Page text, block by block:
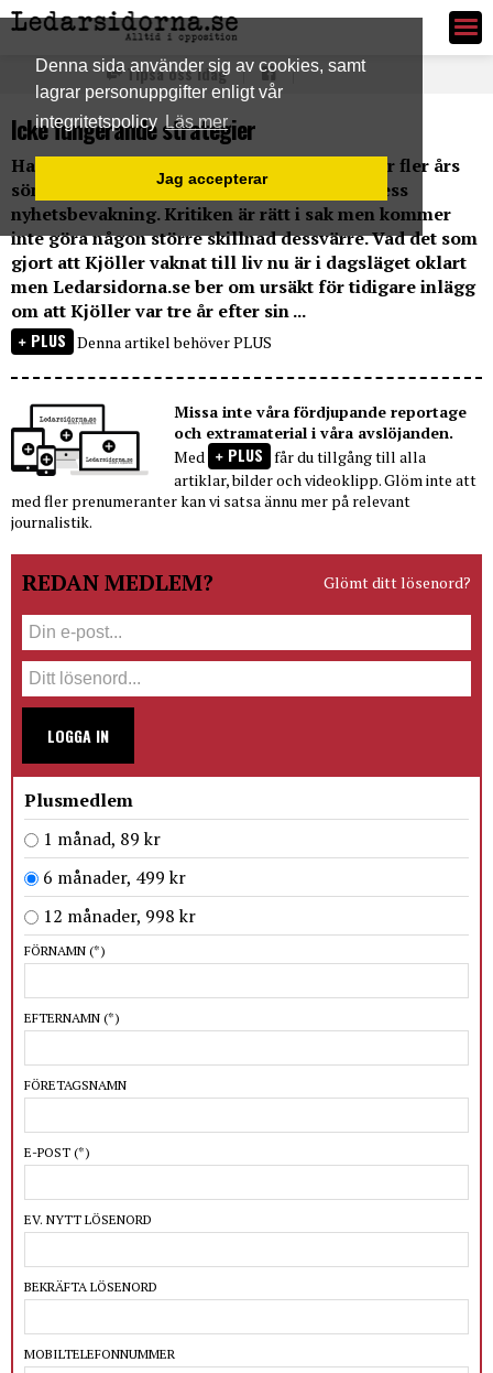
Denna sida använder sig av cookies, samt
lagrar personuppgifter enligt vår
integritetspolicy Läs mer
Jag accepterar
Ledarsidorna.se
Tipsa oss idag
Icke fungerande strategier
Hanne Kjöller, DN, har vaknat till liv nu efter fler års
sömn och har börjat kritisera Avpixlat för dess
nyhetsbevakning. Kritiken är rätt i sak men kommer
inte göra någon större skillnad dessvärre. Vad det som
gjort att Kjöller vaknat till liv nu är i dagsläget oklart
men Ledarsidorna.se ber om ursäkt för tidigare inlägg
om att Kjöller var tre år efter sin ...
PLUS Denna artikel behöver PLUS
Missa inte våra fördjupande reportage
och extramaterial i våra avslöjanden.
Med
PLUS får du tillgång till alla
artiklar, bilder och videoklipp. Glöm inte att
med fler prenumeranter kan vi satsa ännu mer på relevant
journalistik.
REDAN MEDLEM? Glömt ditt lösenord?
LOGGA IN
Plusmedlem
1 månad, 89 kr
6 månader, 499 kr
12 månader, 998 kr
FÖRNAMN (*)
EFTERNAMN (*)
FÖRETAGSNAMN
E-POST (*)
EV. NYTT LÖSENORD
BEKRÄFTA LÖSENORD
MOBILTELEFONNUMMER